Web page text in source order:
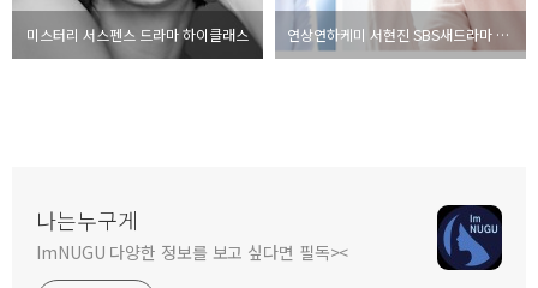
미스터리 서스펜스 드라마 하이클래스 연상연하케미 서현진 SBS새드라마 왜 오수재인가
나는누구게
ImNUGU 다양한 정보를 보고 싶다면 필독><